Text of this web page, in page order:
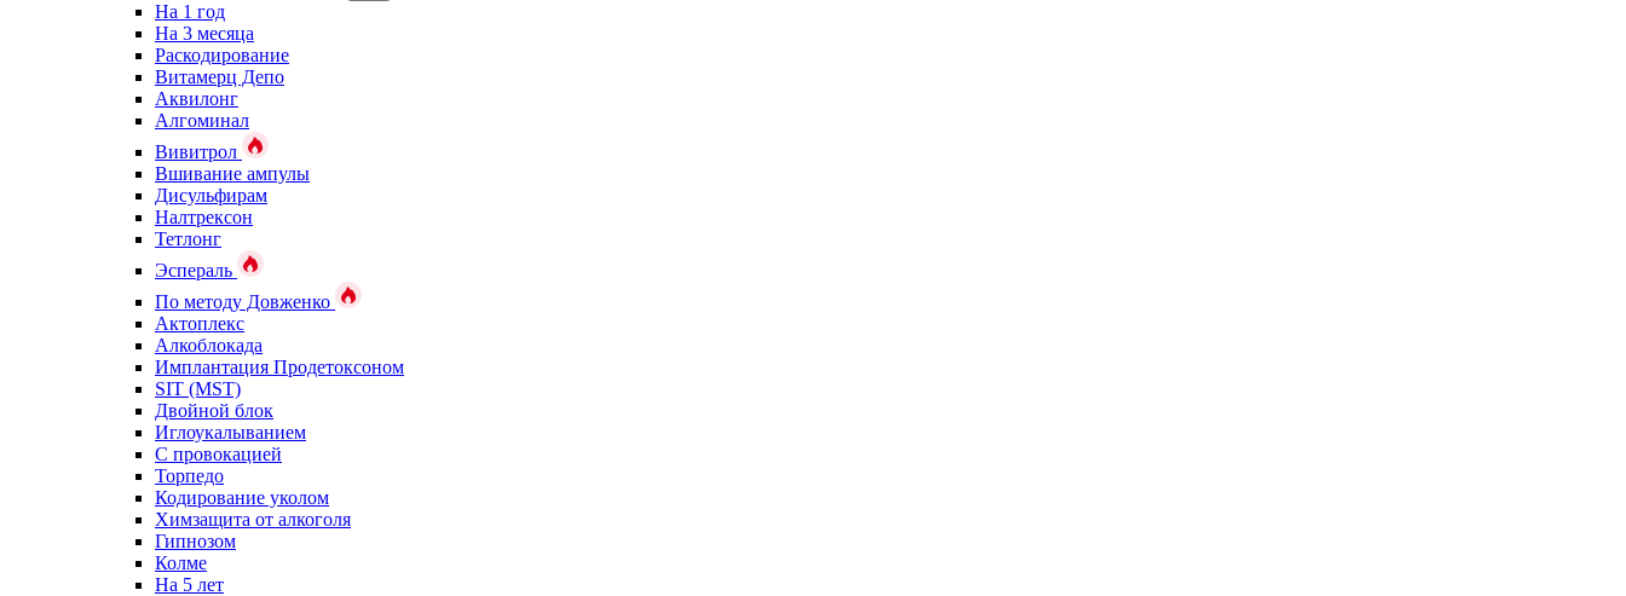
На 1 год
На 3 месяца
Раскодирование
Витамерц Депо
Аквилонг
Алгоминал
Вивитрол
Вшивание ампулы
Дисульфирам
Налтрексон
Тетлонг
Эспераль
По методу Довженко
Актоплекс
Алкоблокада
Имплантация Продетоксоном
SIT (MST)
Двойной блок
Иглоукалыванием
С провокацией
Торпедо
Кодирование уколом
Химзащита от алкоголя
Гипнозом
Колме
На 5 лет